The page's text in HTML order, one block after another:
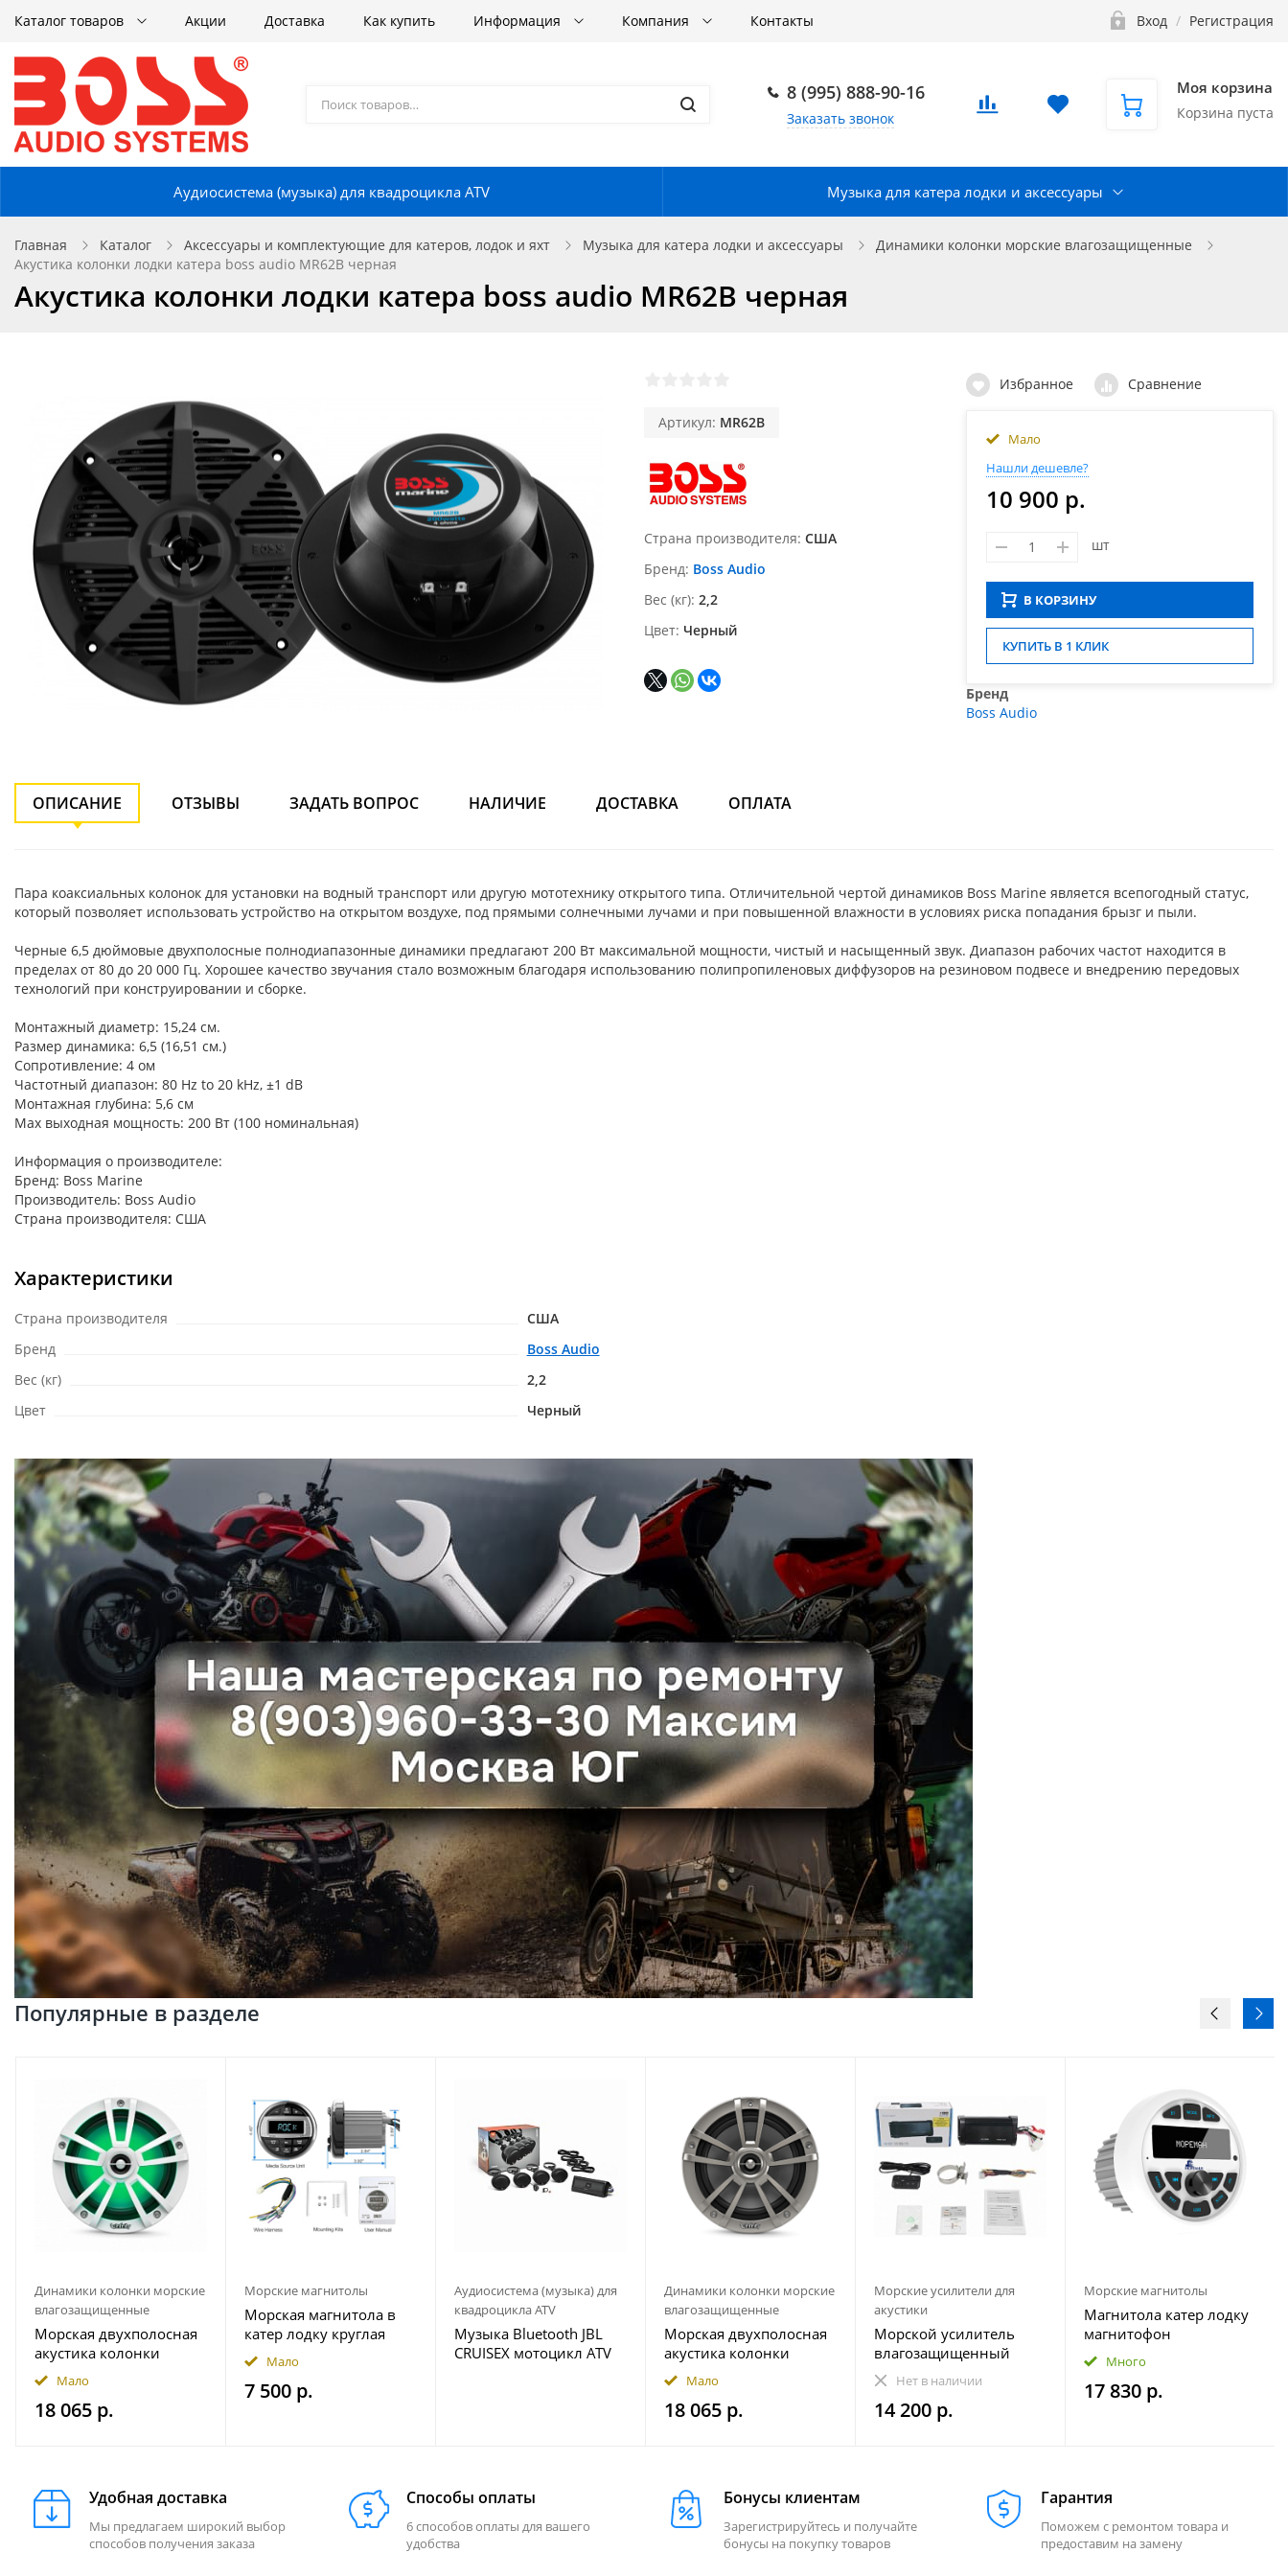
Каталог товаров Акции Доставка Как купить Информация Компания Контакты Вход / Регистрация
8 (995) 888-90-16
Заказать звонок
Моя корзина
Корзина пуста
Аудиосистема (музыка) для квадроцикла ATV Музыка для катера лодки и аксессуары
Главная Каталог Аксессуары и комплектующие для катеров, лодок и яхт Музыка для катера лодки и аксессуары
Динамики колонки морские влагозащищенные
Акустика колонки лодки катера boss audio MR62B черная
Акустика колонки лодки катера boss audio MR62B черная
Артикул: MR62B
Страна производителя США
Бренд Boss Audio
Вес (кг) 2,2
Цвет Черный
Избранное Сравнение
Мало
Нашли дешевле?
10 900 р.
шт
В КОРЗИНУ
КУПИТЬ В 1 КЛИК
Бренд
Boss Audio
ОПИСАНИЕ ОТЗЫВЫ ЗАДАТЬ ВОПРОС НАЛИЧИЕ ДОСТАВКА ОПЛАТА
Пара коаксиальных колонок для установки на водный транспорт или другую мототехнику открытого типа. Отличительной чертой динамиков Boss Marine является всепогодный статус,
который позволяет использовать устройство на открытом воздухе, под прямыми солнечными лучами и при повышенной влажности в условиях риска попадания брызг и пыли.
Черные 6,5 дюймовые двухполосные полнодиапазонные динамики предлагают 200 Вт максимальной мощности, чистый и насыщенный звук. Диапазон рабочих частот находится в
пределах от 80 до 20 000 Гц. Хорошее качество звучания стало возможным благодаря использованию полипропиленовых диффузоров на резиновом подвесе и внедрению передовых
технологий при конструировании и сборке.
Монтажный диаметр: 15,24 см.
Размер динамика: 6,5 (16,51 см.)
Сопротивление: 4 ом
Частотный диапазон: 80 Hz to 20 kHz, ±1 dB
Монтажная глубина: 5,6 см
Max выходная мощность: 200 Вт (100 номинальная)
Информация о производителе:
Бренд: Boss Marine
Производитель: Boss Audio
Страна производителя: США
Характеристики
Страна производителя
США
Бренд
Boss Audio
Вес (кг)
2,2
Цвет
Черный
Популярные в разделе
Динамики колонки морские
влагозащищенные
Морская двухполосная
акустика колонки
INFINITY 622MLW
Мало
18 065 р.
Морские магнитолы
Морская магнитола в
катер лодку круглая
Bluetooth AKAMATE MS-
10RV
Мало
7 500 р.
Аудиосистема (музыка) для
квадроцикла ATV
Музыка Bluetooth JBL
CRUISEX мотоцикл ATV
Динамики колонки морские
влагозащищенные
Морская двухполосная
акустика колонки
INFINITY 622MLT
Мало
18 065 р.
Морские усилители для
акустики
Морской усилитель
влагозащищенный
Velex VX-502
Нет в наличии
14 200 р.
Морские магнитолы
Магнитола катер лодку
магнитофон
влагозащищенная
МОРЕМАН XFa-НЕ820
Много
17 830 р.
Удобная доставка
Мы предлагаем широкий выбор
способов получения заказа
Способы оплаты
6 способов оплаты для вашего
удобства
Бонусы клиентам
Зарегистрируйтесь и получайте
бонусы на покупку товаров
Гарантия
Поможем с ремонтом товара и
предоставим на замену